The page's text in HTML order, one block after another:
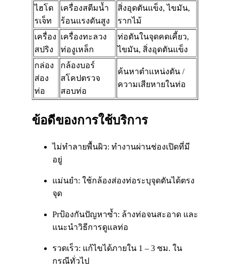
ไฮโด
รเจ็ท
เครื่องสตีมน้ำ
ร้อนแรงดันสูง
สิ่งอุดตันแข็ง, ไขมัน,
รากไม้
เครื่อง
สปริง
เครื่องทะลวง
ท่องูเหล็ก
ท่อตันในจุดคดเคี้ยว,
ไขมัน, สิ่งอุดตันแข็ง
กล่อง
ส่อง
ท่อ
กล้องบอร์
สโคปตรวจ
สอบท่อ
ค้นหาตำแหน่งตัน /
ความเสียหายในท่อ
ข้อดีของการใช้บริการ
ไม่ทำลายพื้นผิว: ทำงานผ่านช่องเปิดที่มี
อยู่
แม่นยำ: ใช้กล้องส่องท่อระบุจุดตันได้ตรง
จุด
Prป้องกันปัญหาซ้ำ: ล้างท่อจนสะอาด และ
แนะนำวิธีการดูแลท่อ
รวดเร็ว: แก้ไขได้ภายใน 1 – 3 ซม. ใน
กรณีทั่วไป​